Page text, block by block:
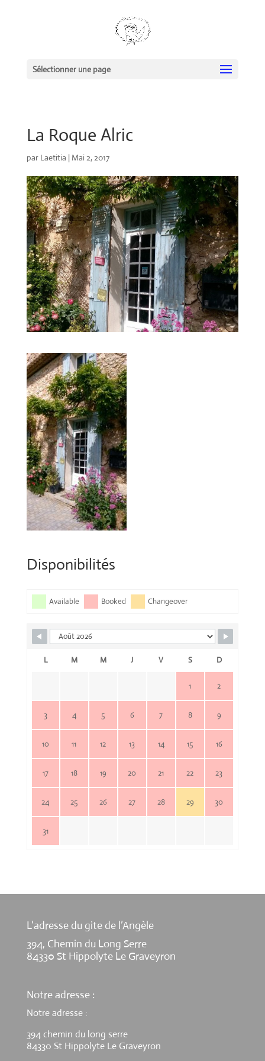
Sélectionner une page
La Roque Alric
par Laetitia | Mai 2, 2017
Disponibilités
Available Booked Changeover
L M M J V S D
1 2
3 4 5 6 7 8 9
10 11 12 13 14 15 16
17 18 19 20 21 22 23
24 25 26 27 28 29 30
31
L’adresse du gite de l’Angèle
394, Chemin du Long Serre
84330 St Hippolyte Le Graveyron
Notre adresse :
Notre adresse :
394 chemin du long serre
84330 St Hippolyte Le Graveyron